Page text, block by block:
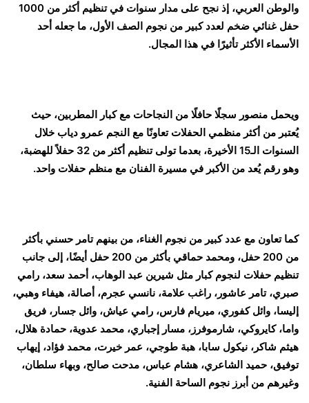
والوطن العربي، إذ نجح على مدار سنوات في تنظيم أكثر من 1000
حفل غنائي ضخم لعدد كبير من نجوم الصف الأول، ما جعله أحد
الأسماء الأكثر تأثيرًا في هذا المجال.
ويحمل منصور سجلًا حافلًا من النجاحات مع كبار المطربين، حيث
يُعتبر من أكثر منظمي الحفلات تعاونًا مع النجم عمرو دياب خلال
السنوات الـ15 الأخيرة، بعدما تولى تنظيم أكثر من 32 حفلاً للهضبة،
وهو رقم يُعد من الأكبر في مسيرة الفنان مع منظم حفلات واحد.
كما تعاون مع عدد كبير من نجوم الغناء، من بينهم تامر حسني بأكثر
من 200 حفل، ومحمد حماقي بأكثر من 200 حفل أيضًا، إلى جانب
تنظيم حفلات لنجوم كبار مثل شيرين عبد الوهاب، أحمد سعد، رامي
صبري، تامر عاشور، راغب علامة، نانسي عجرم، أصالة، هيفاء وهبي،
إليسا، وائل كفوري، ميريام فارس، رامي عياش، وائل جسار، فريق
واما، كايروكي، شارموفرز، مسار إجباري، محمد عدوية، حمادة هلال،
هيثم شاكر، نيكول سابا، هبة طوجي، عمر خيرت، محمد فؤاد، إيهاب
توفيق، حميد الشاعري، هشام عباس، مدحت صالح، وبهاء سلطان،
وغيرهم من أبرز نجوم الساحة الفنية.